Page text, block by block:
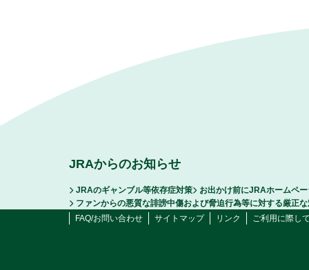
JRAからのお知らせ
JRAのギャンブル等依存症対策
お出かけ前にJRAホームペ
ファンからの悪質な誹謗中傷および脅迫行為等に対する厳正
FAQ/お問い合わせ
サイトマップ リンク ご利用に際し